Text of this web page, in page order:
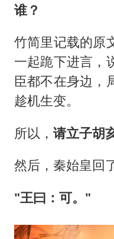
谁？
竹简里记载的原
一起跪下进言，
臣都不在身边，
趁机生变。
所以， 请立子胡
然后，秦始皇回
"王曰：可。"